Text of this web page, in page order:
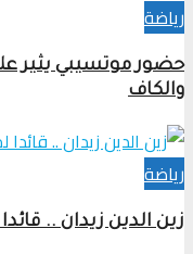
رياضة
حضور موتسيبي يثير
والكاف
رياضة
زين الدين زيدان ..